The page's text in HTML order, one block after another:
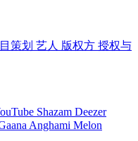
策划 艺人 版权方 授权与
Shazam Deezer
Anghami Melon